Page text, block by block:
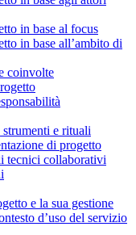
in base al focus
in base all’ambito di
coinvolte
e rituali
di progetto
tecnici collaborativi
e la sua gestione
d’uso del servizio